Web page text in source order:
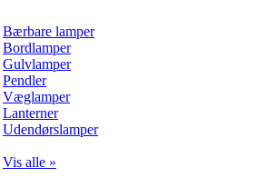
Bærbare lamper
Bordlamper
Gulvlamper
Pendler
Væglamper
Lanterner
Udendørslamper
Vis alle »